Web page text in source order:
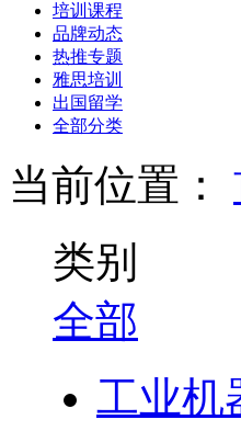
培训课程
品牌动态
热推专题
雅思培训
出国留学
全部分类
当前位置：
类别
全部
工业机